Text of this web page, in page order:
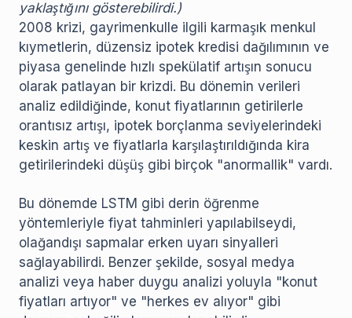
yaklaştığını gösterebilirdi.)
2008 krizi, gayrimenkulle ilgili karmaşık menkul
kıymetlerin, düzensiz ipotek kredisi dağılımının ve
piyasa genelinde hızlı spekülatif artışın sonucu
olarak patlayan bir krizdi. Bu dönemin verileri
analiz edildiğinde, konut fiyatlarının getirilerle
orantısız artışı, ipotek borçlanma seviyelerindeki
keskin artış ve fiyatlarla karşılaştırıldığında kira
getirilerindeki düşüş gibi birçok "anormallik" vardı.
Bu dönemde LSTM gibi derin öğrenme
yöntemleriyle fiyat tahminleri yapılabilseydi,
olağandışı sapmalar erken uyarı sinyalleri
sağlayabilirdi. Benzer şekilde, sosyal medya
analizi veya haber duygu analizi yoluyla "konut
fiyatları artıyor" ve "herkes ev alıyor" gibi